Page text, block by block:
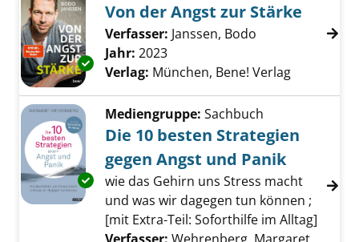
Exemplar-Details von Von der Angst zur
Von der Angst zur Stärke
Verfasser: Janssen, Bodo Suche nach
Jahr: 2023
Verlag: München, Bene! Verlag
Exemplar-Details von Die 10 besten
Mediengruppe: Sachbuch
Die 10 besten Strategien
gegen Angst und Panik
wie das Gehirn uns Stress macht
und was wir dagegen tun können ;
[mit Extra-Teil: Soforthilfe im Alltag]